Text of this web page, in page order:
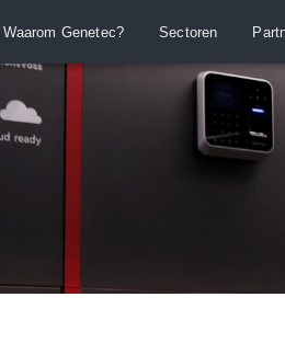
Waarom Genetec? Sectoren